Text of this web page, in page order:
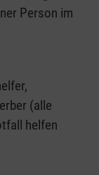
Person im
(alle
helfen